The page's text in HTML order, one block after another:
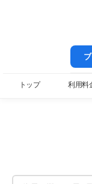
トップ 利用料